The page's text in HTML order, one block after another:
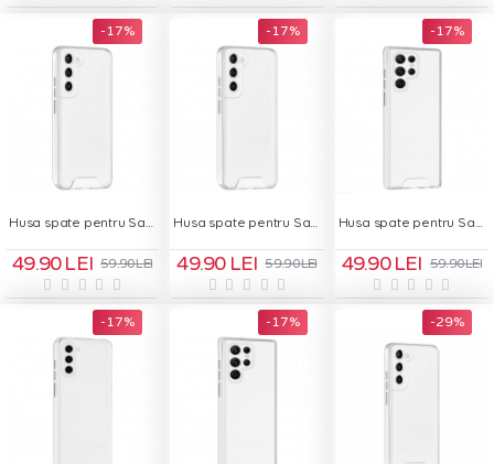
-17 %
49.90 LEI 59.90 LEI
-17 %
49.90 LEI 59.90 LEI
-17 %
49.90 LEI 59.90 LEI
-17 % -17 % -29 %